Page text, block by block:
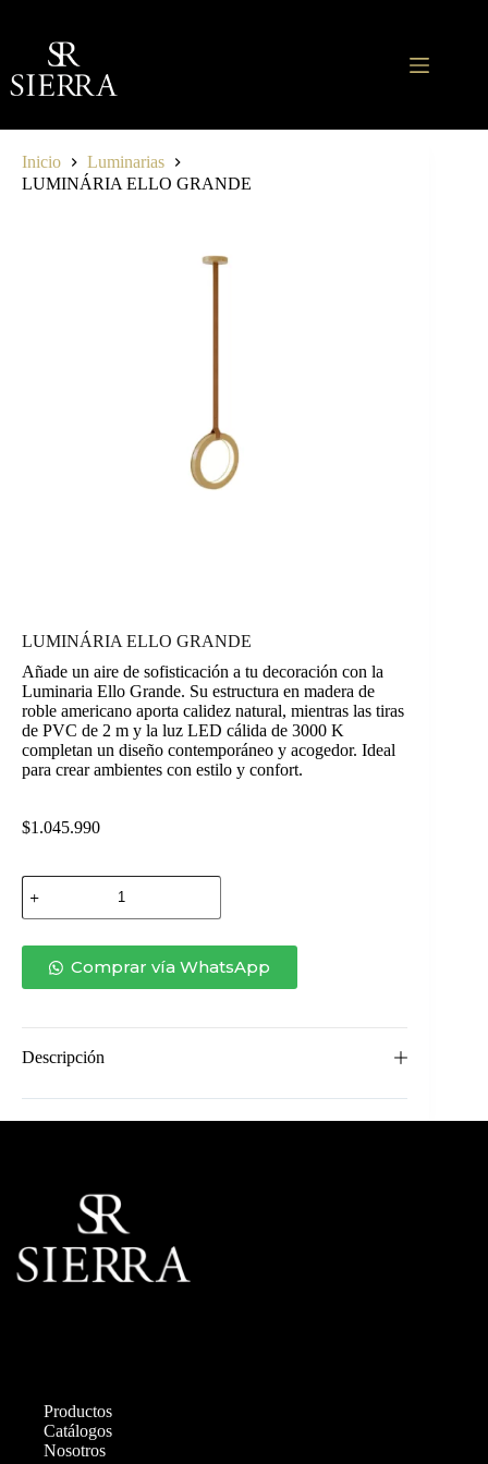
contenido
Inicio
Luminarias
LUMINÁRIA ELLO GRANDE
LUMINÁRIA ELLO GRANDE
Añade un aire de sofisticación a tu decoración con la
Luminaria Ello Grande. Su estructura en madera de
roble americano aporta calidez natural, mientras las tiras
de PVC de 2 m y la luz LED cálida de 3000 K
completan un diseño contemporáneo y acogedor. Ideal
para crear ambientes con estilo y confort.
$1.045.990
LUMINÁRIA
ELLO
GRANDE
Comprar vía WhatsApp
Descripción
Productos
Catálogos
Nosotros